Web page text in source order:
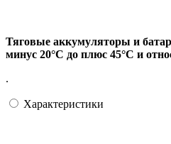
Тяговые аккумуляторы и
минус 20°С до плюс 45°С и
.
Характеристики